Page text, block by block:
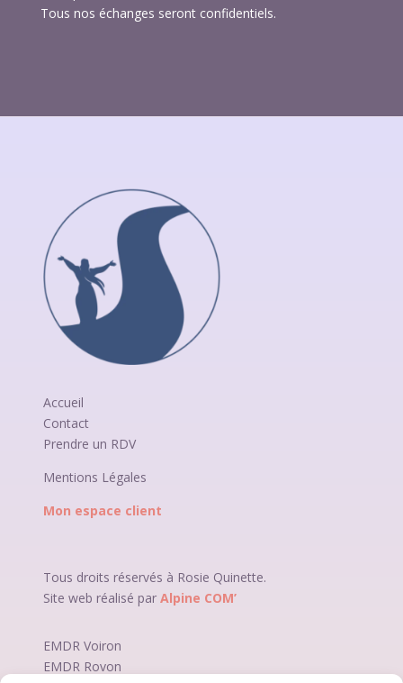
Tous nos échanges seront confidentiels.
Accueil
Contact
Prendre un RDV
Mentions Légales
Mon espace client
Tous droits réservés à Rosie Quinette.
Site web réalisé parAlpine COM’
EMDRVoiron
EMDR Rovon